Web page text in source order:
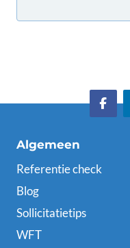
Algemeen
Referentie check
Blog
Sollicitatietips
WFT